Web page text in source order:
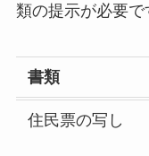
類の提示が必要で
書類
住民票の写し